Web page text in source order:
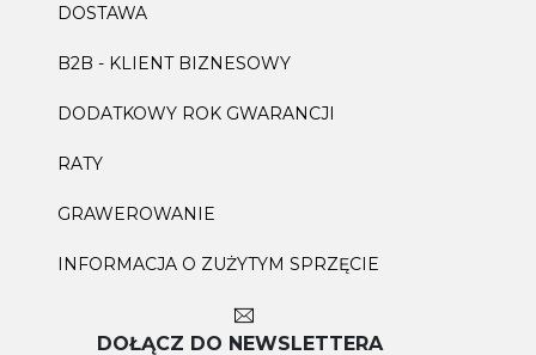
DOSTAWA
B2B - KLIENT BIZNESOWY
DODATKOWY ROK GWARANCJI
RATY
GRAWEROWANIE
INFORMACJA O ZUŻYTYM SPRZĘCIE
DOŁĄCZ DO NEWSLETTERA